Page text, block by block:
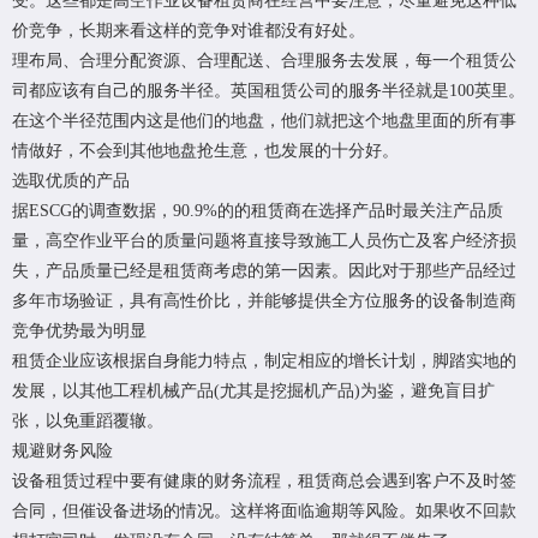
价竞争，长期来看这样的竞争对谁都没有好处。
理布局、合理分配资源、合理配送、合理服务去发展，每一个租赁公
司都应该有自己的服务半径。英国租赁公司的服务半径就是100英里。
在这个半径范围内这是他们的地盘，他们就把这个地盘里面的所有事
情做好，不会到其他地盘抢生意，也发展的十分好。
选取优质的产品
据ESCG的调查数据，90.9%的的租赁商在选择产品时最关注产品质
量，高空作业平台的质量问题将直接导致施工人员伤亡及客户经济损
失，产品质量已经是租赁商考虑的第一因素。因此对于那些产品经过
多年市场验证，具有高性价比，并能够提供全方位服务的设备制造商
竞争优势最为明显
租赁企业应该根据自身能力特点，制定相应的增长计划，脚踏实地的
发展，以其他工程机械产品(尤其是挖掘机产品)为鉴，避免盲目扩
张，以免重蹈覆辙。
规避财务风险
设备租赁过程中要有健康的财务流程，租赁商总会遇到客户不及时签
合同，但催设备进场的情况。这样将面临逾期等风险。如果收不回款